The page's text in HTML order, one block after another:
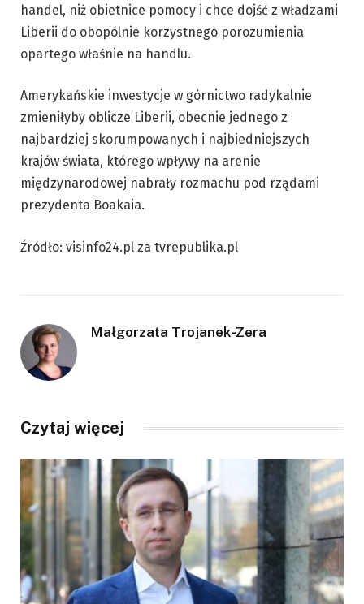
handel, niż obietnice pomocy i chce dojść z władzami
Liberii do obopólnie korzystnego porozumienia
opartego właśnie na handlu.
Amerykańskie inwestycje w górnictwo radykalnie
zmieniłyby oblicze Liberii, obecnie jednego z
najbardziej skorumpowanych i najbiedniejszych
krajów świata, którego wpływy na arenie
międzynarodowej nabrały rozmachu pod rządami
prezydenta Boakaia.
Źródło: visinfo24.pl za tvrepublika.pl
Małgorzata Trojanek-Zera
Czytaj więcej